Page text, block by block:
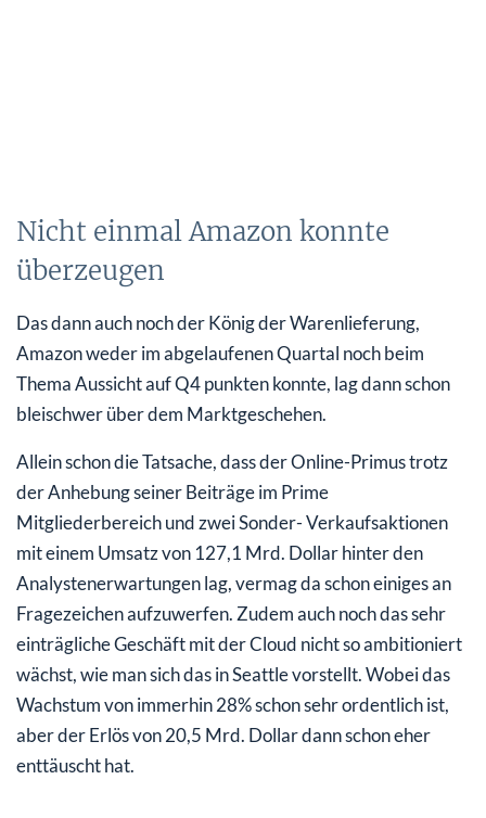
Nicht einmal Amazon konnte
überzeugen
Das dann auch noch der König der Warenlieferung,
Amazon weder im abgelaufenen Quartal noch beim
Thema Aussicht auf Q4 punkten konnte, lag dann schon
bleischwer über dem Marktgeschehen.
Allein schon die Tatsache, dass der Online-Primus trotz
der Anhebung seiner Beiträge im Prime
Mitgliederbereich und zwei Sonder- Verkaufsaktionen
mit einem Umsatz von 127,1 Mrd. Dollar hinter den
Analystenerwartungen lag, vermag da schon einiges an
Fragezeichen aufzuwerfen. Zudem auch noch das sehr
einträgliche Geschäft mit der Cloud nicht so ambitioniert
wächst, wie man sich das in Seattle vorstellt. Wobei das
Wachstum von immerhin 28% schon sehr ordentlich ist,
aber der Erlös von 20,5 Mrd. Dollar dann schon eher
enttäuscht hat.